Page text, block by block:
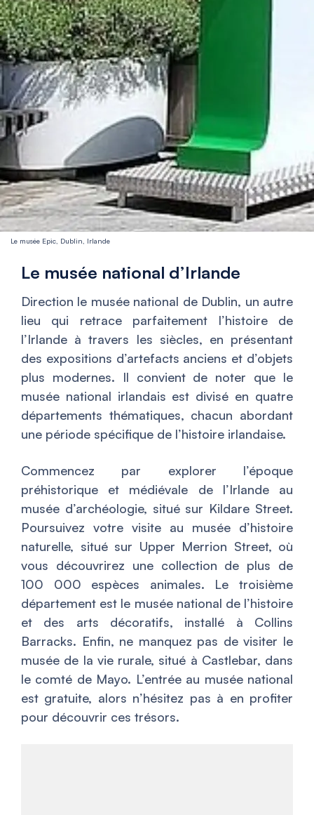
Le musée Epic, Dublin, Irlande
Le musée national d’Irlande
Direction le musée national de Dublin, un autre
lieu qui retrace parfaitement l’histoire de
l’Irlande à travers les siècles, en présentant
des expositions d’artefacts anciens et d’objets
plus modernes. Il convient de noter que le
musée national irlandais est divisé en quatre
départements thématiques, chacun abordant
une période spécifique de l’histoire irlandaise.
Commencez par explorer l’époque
préhistorique et médiévale de l’Irlande au
musée d’archéologie, situé sur Kildare Street.
Poursuivez votre visite au musée d’histoire
naturelle, situé sur Upper Merrion Street, où
vous découvrirez une collection de plus de
100 000 espèces animales. Le troisième
département est le musée national de l’histoire
et des arts décoratifs, installé à Collins
Barracks. Enfin, ne manquez pas de visiter le
musée de la vie rurale, situé à Castlebar, dans
le comté de Mayo. L’entrée au musée national
est gratuite, alors n’hésitez pas à en profiter
pour découvrir ces trésors.